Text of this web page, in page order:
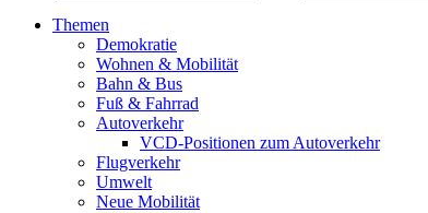
Themen
Demokratie
Wohnen & Mobilität
Bahn & Bus
Fuß & Fahrrad
Autoverkehr
VCD-Positionen zum Autoverkehr
Flugverkehr
Umwelt
Neue Mobilität